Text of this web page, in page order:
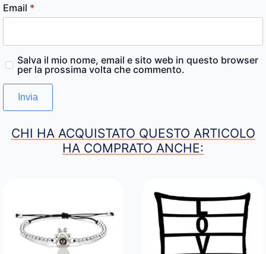
Email *
Salva il mio nome, email e sito web in questo browser
per la prossima volta che commento.
CHI HA ACQUISTATO QUESTO ARTICOLO
HA COMPRATO ANCHE: